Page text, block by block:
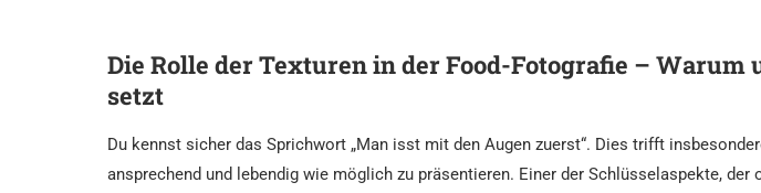
Die Rolle der Texturen in der Food-Fotografie –
setzt
Du kennst sicher das Sprichwort „Man isst mit den Augen zuerst“. Dies trifft
ansprechend und lebendig wie möglich zu präsentieren. Einer der Schlüsselaspekte,